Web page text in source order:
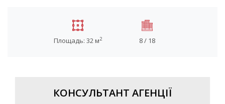
Площадь: 32 м2 8 / 18
КОНСУЛЬТАНТ АГЕНЦІЇ